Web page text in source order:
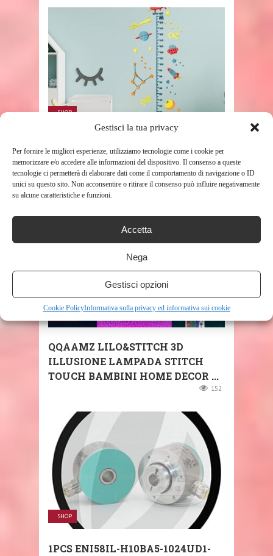
Gestisci la tua privacy
Per fornire le migliori esperienze, utilizziamo tecnologie come i cookie per
memorizzare e/o accedere alle informazioni del dispositivo. Il consenso a queste
tecnologie ci permetterà di elaborare dati come il comportamento di navigazione o ID
unici su questo sito. Non acconsentire o ritirare il consenso può influire negativamente
su alcune caratteristiche e funzioni.
Accetta
Nega
Gestisci opzioni
Cookie PolicyInformativa sulla privacy ed informativa sui cookie
SHOP
BAMBINI ALTEZZA ADESIVI PER
L’ALTEZZA DEI BAMBINI ...
137
SHOP
QQAAMZ LILO&STITCH 3D
ILLUSIONE LAMPADA STITCH
TOUCH BAMBINI HOME DECOR ...
152
SHOP
1PCS ENI58IL-H10BA5-1024UD1-